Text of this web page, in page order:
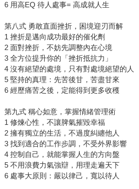
6 用高EQ 待人處事= 高成就人生
第八式 勇敢直面挫折，困境迎刃而解
1 挫折是邁向成功最好的催化劑
2 面對挫折，不妨先調整內在心境
3 全方位提升你的「挫折抵抗力」
4 沒有絕望的處境，只有對處境絕望的人
5 堅持的真理：先苦後甘，苦盡甘來
6 經歷痛苦之後，定能得到更多收穫
第九式 稱心如意，掌握情緒管理術
1 修煉心性，不讓脾氣摧毀幸福
2 擁有獨立的生活，不過度糾纏他人
3 找到適合的工作步調，不受外界影響
4 控制自己，就能掌握人生的方向盤
5 不用浪費力氣強辯，用理走遍天下
6 處事大原則：嚴以律己，寬以待人